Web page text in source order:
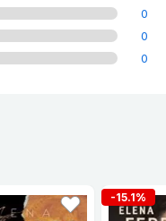
0
0
0
-15.1%